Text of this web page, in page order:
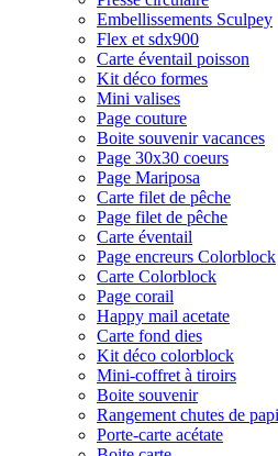
Embellissements Sculpey
Flex et sdx900
Carte éventail poisson
Kit déco formes
Mini valises
Page couture
Boite souvenir vacances
Page 30x30 coeurs
Page Mariposa
Carte filet de pêche
Page filet de pêche
Carte éventail
Page encreurs Colorblock
Carte Colorblock
Page corail
Happy mail acetate
Carte fond dies
Kit déco colorblock
Mini-coffret à tiroirs
Boite souvenir
Rangement chutes de
Porte-carte acétate